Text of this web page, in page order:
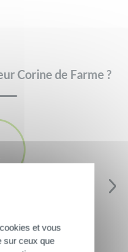
Corine de Farme ?
testez-le
et vous
sur ceux que